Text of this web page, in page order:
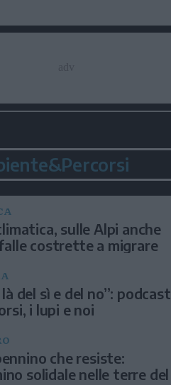
sulle Alpi anche
costrette a migrare
là del sì e del no”: podcast
i lupi e noi
che resiste:
solidale nelle terre del